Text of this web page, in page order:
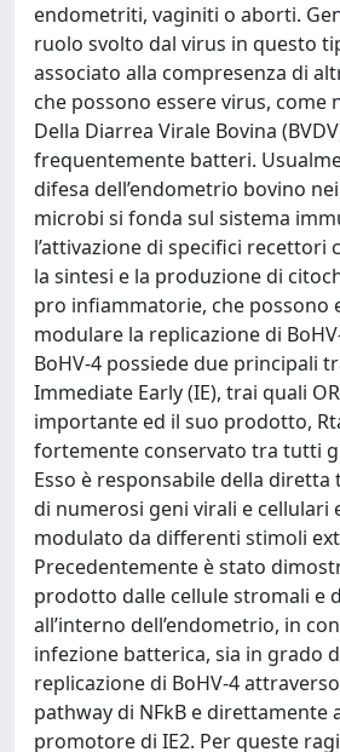
endometriti, vaginiti o aborti.
ruolo svolto dal virus in questo
associato alla compresenza di
che possono essere virus, come
Della Diarrea Virale Bovina
frequentemente batteri.
difesa dell’endometrio bovino
microbi si fonda sul sistema
l’attivazione di specifici recettori
la sintesi e la produzione di
pro infiammatorie, che possono
modulare la replicazione di
BoHV-4 possiede due principali
Immediate Early (IE), trai quali
importante ed il suo prodotto,
fortemente conservato tra tutti
Esso è responsabile della
di numerosi geni virali e cellulari
modulato da differenti stimoli
Precedentemente è stato
prodotto dalle cellule stromali e
all’interno dell’endometrio, in
infezione batterica, sia in grado
replicazione di BoHV-4
pathway di NFkB e direttamente
promotore di IE2. Per queste